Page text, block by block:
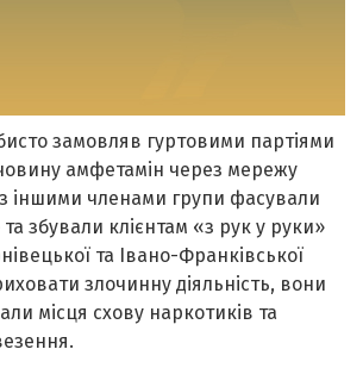
замовляв гуртовими партіями
амфетамін через мережу
іншими членами групи фасували
збували клієнтам «з рук у руки»
та Івано-Франківської
злочинну діяльність, вони
місця схову наркотиків та